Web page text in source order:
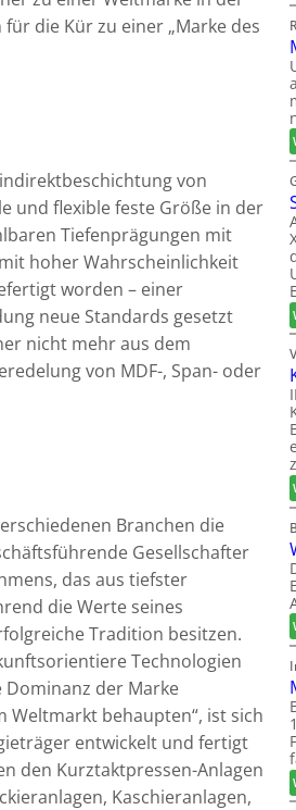
die Kür zu einer „Marke des
von
und flexible feste Größe in der
Tiefenprägungen mit
hoher Wahrscheinlichkeit
worden – einer
neue Standards gesetzt
nicht mehr aus dem
von MDF-, Span- oder
Branchen die
Gesellschafter
das aus tiefster
die Werte seines
Tradition besitzen.
Technologien
Dominanz der Marke
Weltmarkt behaupten“, ist sich
entwickelt und fertigt
den Kurztaktpressen-Anlagen
Kaschieranlagen,